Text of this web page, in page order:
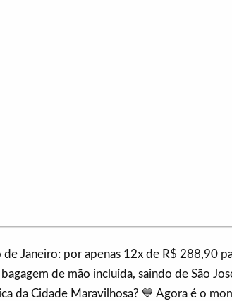
de Janeiro: por apenas 12x de R$ 288,90
de mão incluída, saindo de São
da Cidade Maravilhosa? 💙 Agora é o